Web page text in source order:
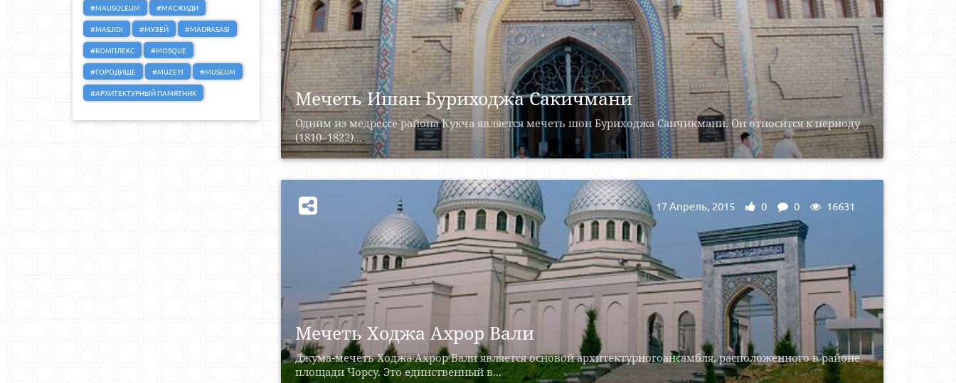
#MAUSOLEUM
#МАСЖИДИ
#MASJIDI
#МУЗЕЙ
#MADRASASI
#КОМПЛЕКС
#MOSQUE
#ГОРОДИЩЕ
#MUZEYI
#MUSEUM
#АРХИТЕКТУРНЫЙ ПАМЯТНИК
Мечеть Ишан Буриходжа Сакичмани
Одним из медрессе района Кукча является мечеть шон Буриходжа Санчикмани. Он относится к периоду
(1810–1822)...
Мечеть Ходжа Ахрор Вали
Джума-мечеть Ходжа Ахрор Вали является основой архитектурногоансамбля, расположенного в районе
площади Чорсу. Это единственный в...
17 Апрель, 2015 0 0 16631